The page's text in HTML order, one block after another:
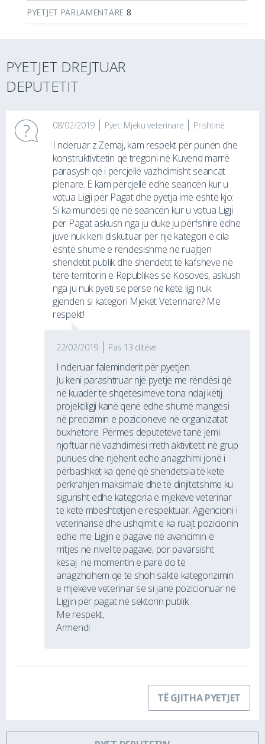
PYETJET PARLAMENTARE 8
PYETJET DREJTUAR
DEPUTETIT
08/02/2019 Pyet: Mjeku veterinare Prishtinë
I nderuar z.Zemaj, kam respekt për punën dhe
konstruktivitetin që tregoni në Kuvend marrë
parasysh që i përcjellë vazhdimisht seancat
plenare. E kam përcjellë edhe seancën kur u
votua Ligji për Pagat dhe pyetja ime është kjo:
Si ka mundësi që në seancën kur u votua Ligji
për Pagat askush nga ju duke ju përfshirë edhe
juve nuk keni diskutuar për një kategori e cila
është shumë e rëndësishme në ruajtjen
shëndetit publik dhe shëndetit të kafshëve në
tërë territorin e Republikës së Kosovës, askush
nga ju nuk pyeti se përse në këtë ligj nuk
gjenden si kategori Mjekët Veterinarë? Me
respekt!
22/02/2019 Pas 13 ditëve
I nderuar faleminderit për pyetjen.
Ju keni parashtruar një pyetje me rëndësi që
në kuadër të shqetësimeve tona ndaj këtij
projektiligji kanë qenë edhe shumë mangësi
në precizimin e pozicioneve në organizatat
buxhetore. Përmes deputetëve tanë jemi
njoftuar në vazhdimësi rreth aktivitetit në grup
punues dhe njëherit edhe anagzhimi jonë i
përbashkët ka qenë që shëndetsia të ketë
përkrahjen maksimale dhe të dinjitetshme ku
sigurisht edhe kategoria e mjekëve veterinar
të ketë mbështetjen e respektuar. Agjencioni i
veterinarisë dhe ushqimit e ka ruajt pozicionin
edhe me Ligjin e pagave në avancimin e
rritjes në nivel të pagave, por pavarsisht
kësaj në momentin e parë do të
anagzhohem që të shoh saktë kategorizimin
e mjekëve veterinar se si janë pozicionuar në
Ligjin për pagat në sektorin publik.
Me respekt,
Armendi
TË GJITHA PYETJET